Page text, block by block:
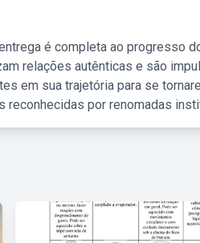
é completa ao progresso
relações autênticas e são
em sua trajetória para se
reconhecidas por renomadas